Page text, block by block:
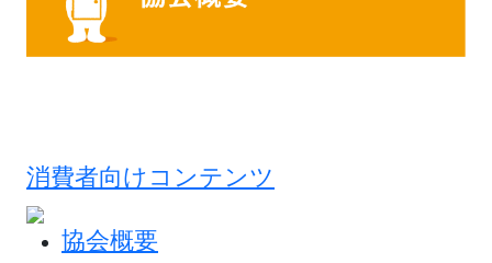
消費者向けコンテンツ
協会概要